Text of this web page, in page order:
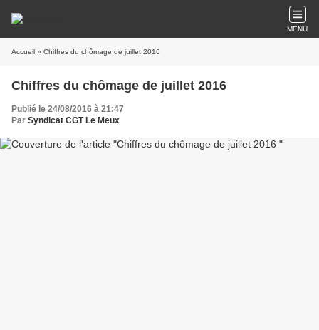
MENU
Accueil » Chiffres du chômage de juillet 2016
Chiffres du chômage de juillet 2016
Publié le 24/08/2016 à 21:47
Par Syndicat CGT Le Meux